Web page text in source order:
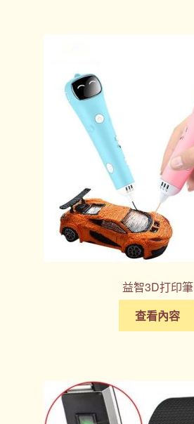
益智3D打印筆
查看內容